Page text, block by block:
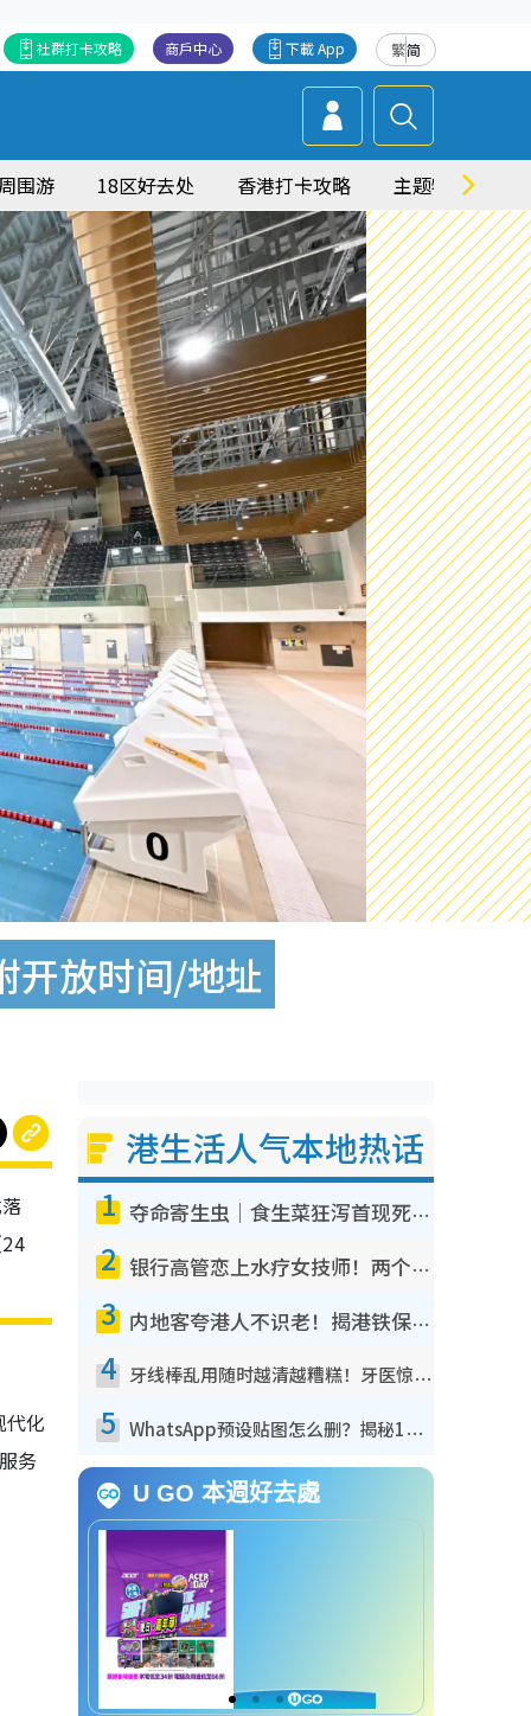
繁简
下載 App
商戶中心
社群打卡攻略
围游 18区好去处 香港打卡攻略 主题特集
开放时间/地址
化
务
港生活人气本地热话
1 夺命寄生虫｜食生菜狂泻首现死者！疫潮恶化录1.8万宗病例 揭洗菜3大谬误
2 银行高管恋上水疗女技师！两个月借128万惊觉“沉船”沉落火海 揭背后疑似邪教操控卖淫
3 内地客夸港人不识老！揭港铁保鲜级冷气 港人求放过：别投诉
4 牙线棒乱用随时越清越糟糕！牙医惊揭盲目过户细菌恐致龋齿：这种才是日常真保养
5 WhatsApp预设贴图怎么删？揭秘1招“反向操作”还原简洁界面 附3步实测教程
U GO 本週好去處